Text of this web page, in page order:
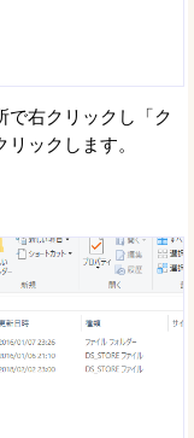
で右クリックし「ク
ックします。